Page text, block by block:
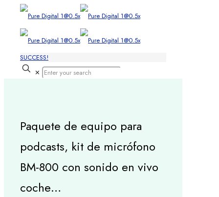
SUCCESS!
✕
Paquete de equipo para
podcasts, kit de micrófono
BM-800 con sonido en vivo
coche…